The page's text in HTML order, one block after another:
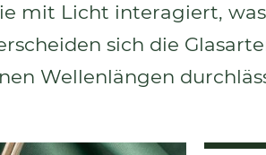
mit Licht interagiert,
sich die
Wellenlängen